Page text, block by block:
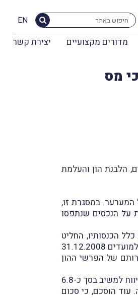
EN
מדורים מקצועיים יצירת קשר
מס
הלבנת הון והעלמת
של המערער. במסגרת זו,
ובה הצהיר על כלל נכסיו, לרבות על הנכסים שנתפסו
הכנסותיו, החליט
המשיב, בהסכמה עם המערער, לאמוד את הכנסותיו לפי הטכניקה של הפרשי הון בלתי-מוסברים בהסתמך על הצהרות ההון שהגיש המערער למועדים 31.12.2008
להיווצרותם של הפרשי ההון
ביום 22.1.2017 נחתם בין המערער לבין המשיב הסכם שומה שבו הוסכם כי המערער הפיק בשנות-המס 2015-2010 הכנסות שעליהן לא דיווח למשיב בסך כ-6.8
עוד הוסכם, כי סכום